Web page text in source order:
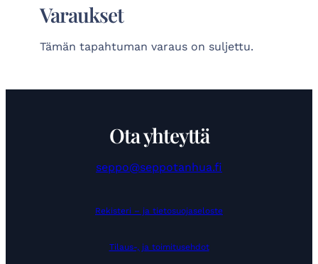
Varaukset
Tämän tapahtuman varaus on suljettu.
Ota yhteyttä
seppo@seppotanhua.fi
Rekisteri – ja tietosuojaseloste
Tilaus-, ja toimitusehdot